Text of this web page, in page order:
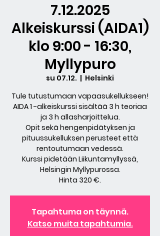
7.12.2025
Alkeiskurssi (AIDA1)
klo 9:00 - 16:30,
Myllypuro
su 07.12.
  |
Helsinki
Tule tutustumaan vapaasukellukseen!
AIDA 1 -alkeiskurssi sisältää 3 h teoriaa
ja 3 h allasharjoittelua.
Opit sekä hengenpidätyksen ja
pituussukelluksen perusteet että
rentoutumaan vedessä.
Kurssi pidetään Liikuntamyllyssä,
Helsingin Myllypurossa.
Hinta 320 €.
Tapahtuma on täynnä.
Katso muita tapahtumia.